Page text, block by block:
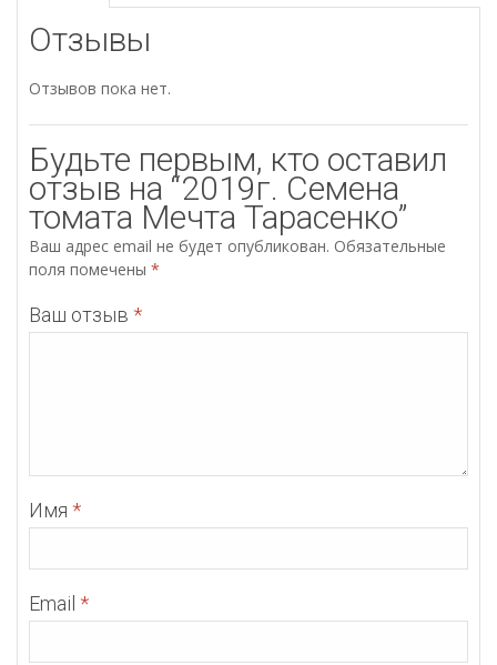
Отзывы
Отзывов пока нет.
Будьте первым, кто оставил
отзыв на “2019г. Семена
томата Мечта Тарасенко”
Ваш адрес email не будет опубликован. Обязательные
поля помечены *
Ваш отзыв *
Имя *
Email *